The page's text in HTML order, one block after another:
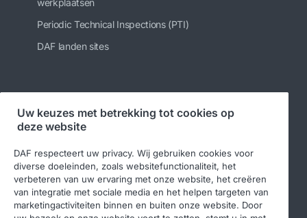
Periodic Technical Inspections (PTI)
DAF landen sites
Volg ons
Uw keuzes met betrekking tot cookies op
deze website
DAF respecteert uw privacy. Wij gebruiken cookies voor
diverse doeleinden, zoals websitefunctionaliteit, het
verbeteren van uw ervaring met onze website, het creëren
van integratie met sociale media en het helpen targeten van
marketingactiviteiten binnen en buiten onze website. Door